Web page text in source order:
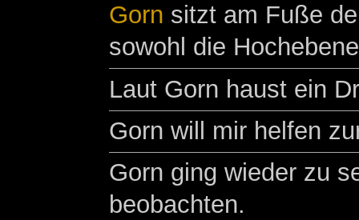
Gorn sitzt am Fuße
sowohl die
Laut Gorn haust ein
Gorn will mir helfen
Gorn ging wieder zu
beobachten.